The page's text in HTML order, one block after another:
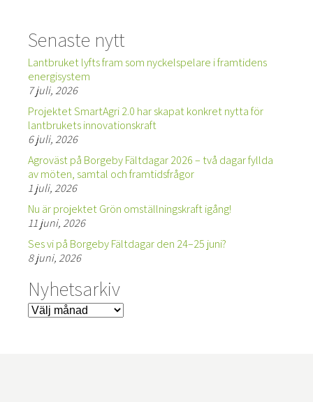
Senaste nytt
Lantbruket lyfts fram som nyckelspelare i framtidens
energisystem
7 juli, 2026
Projektet SmartAgri 2.0 har skapat konkret nytta för
lantbrukets innovationskraft
6 juli, 2026
Agroväst på Borgeby Fältdagar 2026 – två dagar fyllda
av möten, samtal och framtidsfrågor
1 juli, 2026
Nu är projektet Grön omställningskraft igång!
11 juni, 2026
Ses vi på Borgeby Fältdagar den 24–25 juni?
8 juni, 2026
Nyhetsarkiv